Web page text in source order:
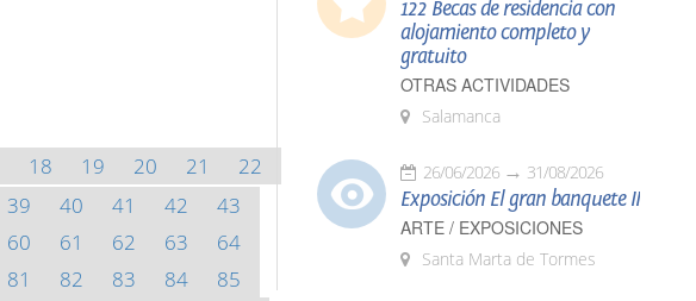
18 19 20 21
22
39 40 41 42
43
60 61 62 63
64
81 82 83 84
85
122 Becas de residencia con
alojamiento completo y
gratuito
OTRAS ACTIVIDADES
Salamanca
26/06/2026 31/08/2026
Exposición El gran banquete II
ARTE / EXPOSICIONES
Santa Marta de Tormes